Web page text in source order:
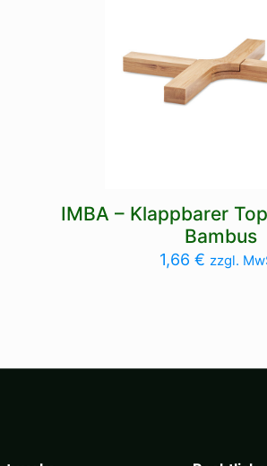
IMBA – Klappbarer
Bambus
1,66€ zzgl.